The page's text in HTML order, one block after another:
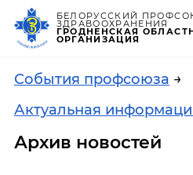
БЕЛОРУССКИЙ
ЗДРАВООХРАНЕНИЯ
ГРОДНЕНСКАЯ
ОРГАНИЗАЦИЯ
События профсоюза →
Актуальная
Архив новостей